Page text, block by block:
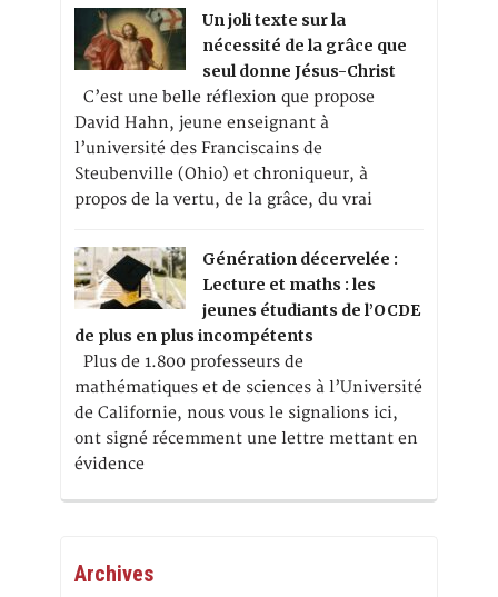
Un joli texte sur la
nécessité de la grâce que
seul donne Jésus-Christ
C’est une belle réflexion que propose
David Hahn, jeune enseignant à
l’université des Franciscains de
Steubenville (Ohio) et chroniqueur, à
propos de la vertu, de la grâce, du vrai
Génération décervelée :
Lecture et maths : les
jeunes étudiants de l’OCDE
de plus en plus incompétents
Plus de 1.800 professeurs de
mathématiques et de sciences à l’Université
de Californie, nous vous le signalions ici,
ont signé récemment une lettre mettant en
évidence
Archives